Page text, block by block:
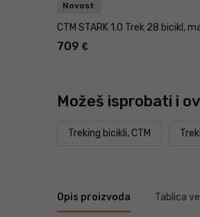
Novost
CTM STARK 1.0 Trek 28 bicikl,
709 €
Možeš isprobati i
Treking bicikli, CTM
Opis proizvoda Tablica